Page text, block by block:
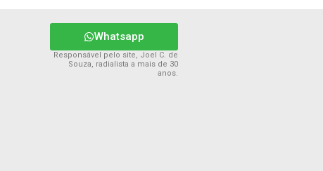
Whatsapp
Responsável pelo site, Joel C. de
Souza, radialista a mais de 30
anos.